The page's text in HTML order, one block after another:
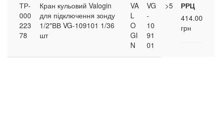
ТР-
000
223
78
Кран кульовий Valogin
для підключення зонду
1/2"ВВ VG-109101 1/36
шт
VA
L
O
GI
N
VG
-
10
91
01
>5
РРЦ
414.00
грн